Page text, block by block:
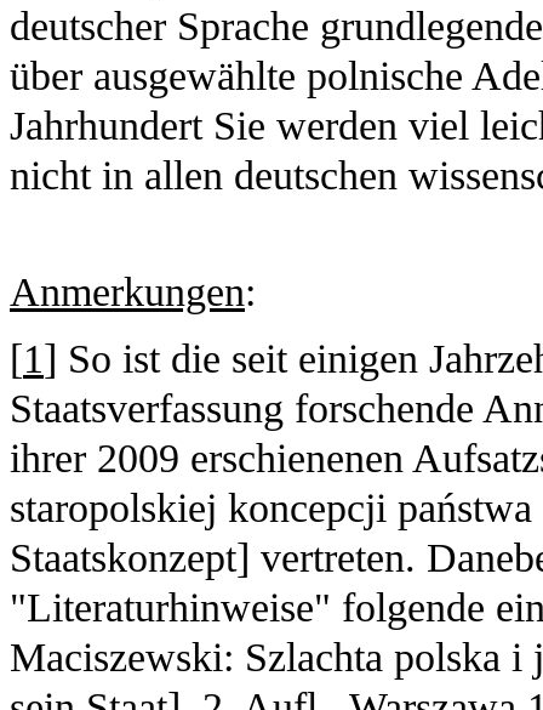
deutscher Sprache
über ausgewählte polnische
Jahrhundert Sie werden viel
nicht in allen deutschen
Anmerkungen:
[1] So ist die seit einigen
Staatsverfassung forschende
ihrer 2009 erschienenen
staropolskiej koncepcji
Staatskonzept] vertreten.
"Literaturhinweise" folgende
Maciszewski: Szlachta polska